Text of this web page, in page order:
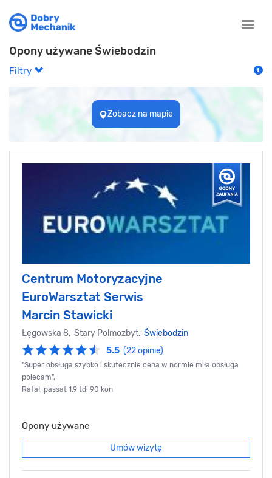
Toggle
Opony używane Świebodzin
Filtry
Zobacz na mapie
Centrum Motoryzacyjne
EuroWarsztat Serwis
Marcin Stawicki
Łęgowska 8, Stary Polmozbyt, Świebodzin
5.5 (22 opinie)
"Super obsługa szybko i skutecznie cena w normie miła obsługa
polecam",
Rafał, passat 1,9 tdi 90 kon
Opony używane
Umów wizytę